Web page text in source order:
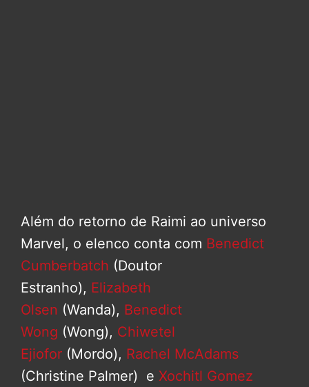
Além do retorno de Raimi ao universo
Marvel, o elenco conta com Benedict
Cumberbatch (Doutor
Estranho), Elizabeth
Olsen (Wanda), Benedict
Wong (Wong), Chiwetel
Ejiofor (Mordo), Rachel McAdams
(Christine Palmer) e Xochitl Gomez